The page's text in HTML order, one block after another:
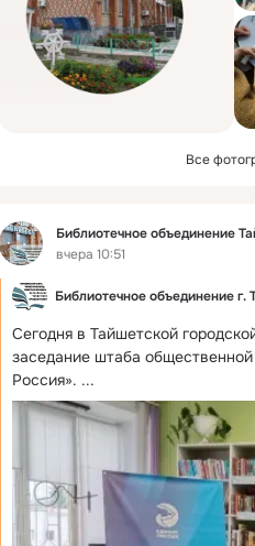
Все
Фид Библиотечное объединение
вчера 10:51
Библиотечное объединение г.
Сегодня в Тайшетской
заседание штаба
Россия». ...